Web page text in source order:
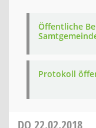
Öffentliche
Protokoll
DO 22.02.2018